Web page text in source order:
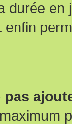
durée
enfin